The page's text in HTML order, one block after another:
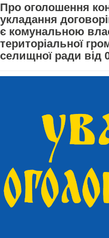
Про оголошення
укладання
є комунальною
територіальної
селищної ради від